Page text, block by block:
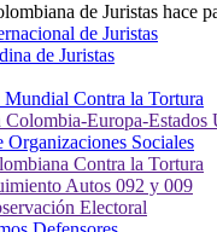
de Juristas hace